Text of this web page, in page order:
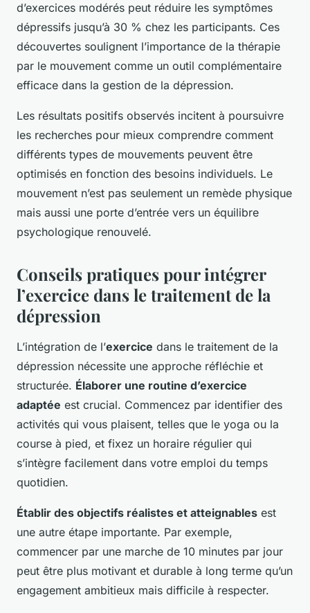
d’exercices modérés peut réduire les symptômes
dépressifs jusqu’à 30 % chez les participants. Ces
découvertes soulignent l’importance de la thérapie
par le mouvement comme un outil complémentaire
efficace dans la gestion de la dépression.
Les résultats positifs observés incitent à poursuivre
les recherches pour mieux comprendre comment
différents types de mouvements peuvent être
optimisés en fonction des besoins individuels. Le
mouvement n’est pas seulement un remède physique
mais aussi une porte d’entrée vers un équilibre
psychologique renouvelé.
Conseils pratiques pour intégrer
l’exercice dans le traitement de la
dépression
L’intégration de l’exercice dans le traitement de la
dépression nécessite une approche réfléchie et
structurée. Élaborer une routine d’exercice
adaptée est crucial. Commencez par identifier des
activités qui vous plaisent, telles que le yoga ou la
course à pied, et fixez un horaire régulier qui
s’intègre facilement dans votre emploi du temps
quotidien.
Établir des objectifs réalistes et atteignables est
une autre étape importante. Par exemple,
commencer par une marche de 10 minutes par jour
peut être plus motivant et durable à long terme qu’un
engagement ambitieux mais difficile à respecter.